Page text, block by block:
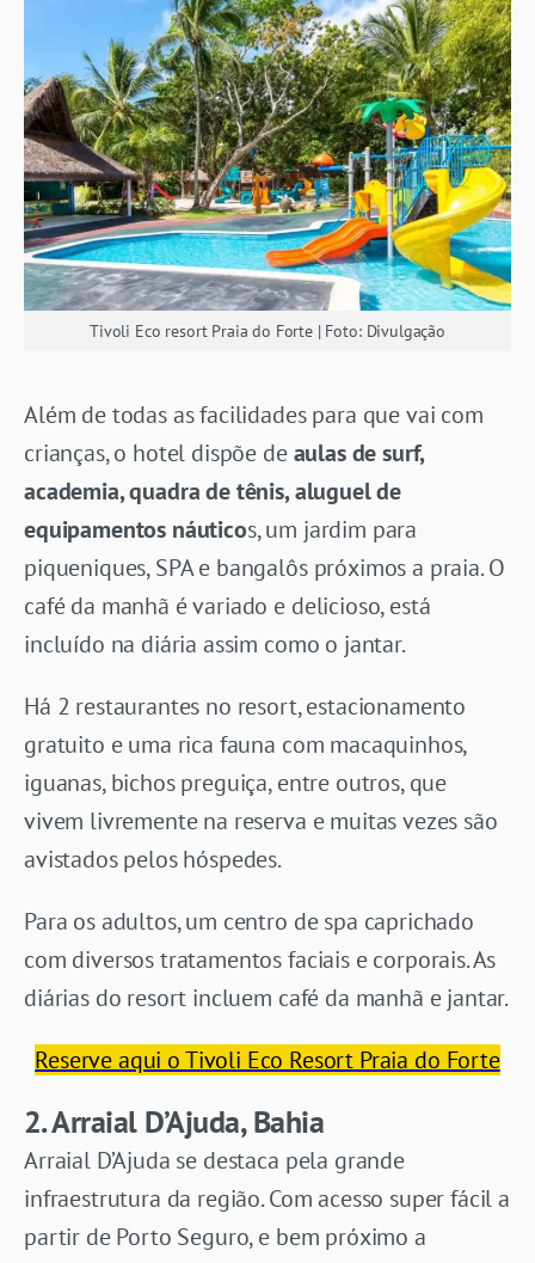
Tivoli Eco resort Praia do Forte | Foto: Divulgação
Além de todas as facilidades para que vai com
crianças, o hotel dispõe deaulas de surf,
academia, quadra de tênis, aluguel de
equipamentos náuticos, um jardim para
piqueniques, SPA e bangalôs próximos a praia. O
café da manhã é variado e delicioso, está
incluído na diária assim como o jantar.
Há 2 restaurantes no resort, estacionamento
gratuito e uma rica fauna com macaquinhos,
iguanas, bichos preguiça, entre outros, que
vivem livremente na reserva e muitas vezes são
avistados pelos hóspedes.
Para os adultos, um centro de spa caprichado
com diversos tratamentos faciais e corporais. As
diárias do resort incluem café da manhã e jantar.
Reserve aqui o Tivoli Eco Resort Praia do Forte
2. Arraial D’Ajuda, Bahia
Arraial D’Ajuda se destaca pela grande
infraestrutura da região. Com acesso super fácil a
partir de Porto Seguro, e bem próximo a